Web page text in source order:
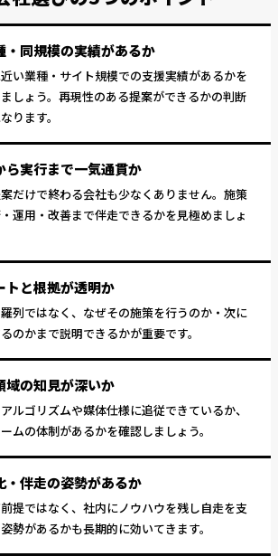
・同規模の実績があるか
い業種・サイト規模での支援実績があるかを
しょう。再現性のある提案ができるかの判断
ります。
ら実行まで一気通貫か
だけで終わる会社も少なくありません。施策
運用・改善まで伴走できるかを見極めましょ
トと根拠が透明か
列ではなく、なぜその施策を行うのか・次に
のかまで説明できるかが重要です。
域の知見が深いか
ルゴリズムや媒体仕様に追従できているか、
ムの体制があるかを確認しましょう。
・伴走の姿勢があるか
提ではなく、社内にノウハウを残し自走を支
勢があるかも長期的に効いてきます。